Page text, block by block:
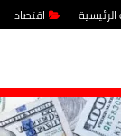
اقتصاد